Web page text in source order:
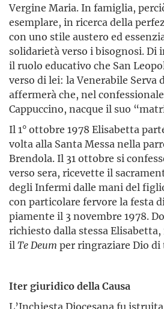
Vergine Maria. In famiglia,
esemplare, in ricerca della
con uno stile austero ed
solidarietà verso i bisognosi. Di
il ruolo educativo che San
verso di lei: la Venerabile Serva
affermerà che, nel
Cappuccino, nacque il suo
Il 1° ottobre 1978 Elisabetta
volta alla Santa Messa nella
Brendola. Il 31 ottobre si
verso sera, ricevette il
degli Infermi dalle mani del
con particolare fervore la festa
piamente il 3 no­vembre 1978.
richiesto dalla stessa
il Te Deum per ringraziare Dio
Iter giuridico della Causa
L’Inchiesta Diocesana fu